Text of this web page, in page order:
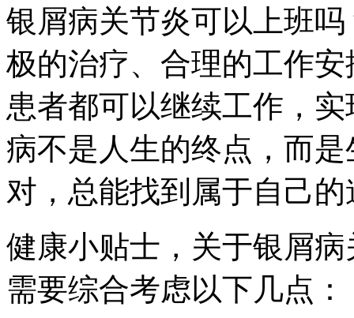
银屑病关节炎可以上班
极的治疗、合理的工作
患者都可以继续工作，
病不是人生的终点，而
对，总能找到属于自己的
健康小贴士，关于银屑
需要综合考虑以下几点：